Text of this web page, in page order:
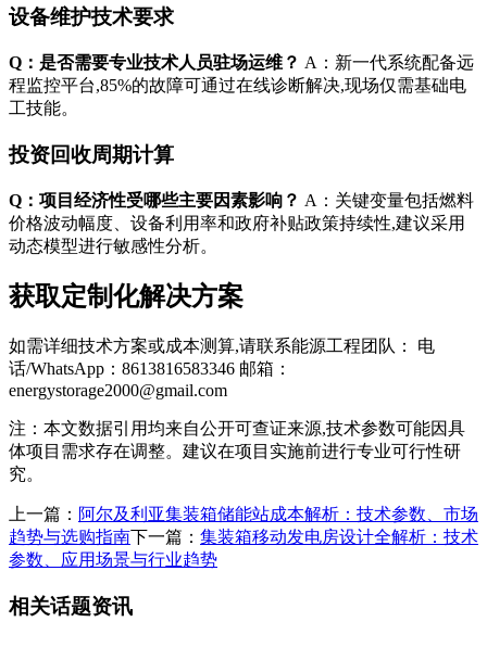
设备维护技术要求
Q：是否需要专业技术人员驻场运维？ A：新一代系统配备远
程监控平台,85%的故障可通过在线诊断解决,现场仅需基础电
工技能。
投资回收周期计算
Q：项目经济性受哪些主要因素影响？ A：关键变量包括燃料
价格波动幅度、设备利用率和政府补贴政策持续性,建议采用
动态模型进行敏感性分析。
获取定制化解决方案
如需详细技术方案或成本测算,请联系能源工程团队： 电
话/WhatsApp：8613816583346 邮箱：
energystorage2000@gmail.com
注：本文数据引用均来自公开可查证来源,技术参数可能因具
体项目需求存在调整。建议在项目实施前进行专业可行性研
究。
上一篇： 阿尔及利亚集装箱储能站成本解析：技术参数、市场
趋势与选购指南下一篇： 集装箱移动发电房设计全解析：技术
参数、应用场景与行业趋势
相关话题资讯